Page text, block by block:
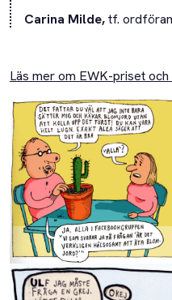
Carina Milde,tf.
Läs mer om EWK-priset